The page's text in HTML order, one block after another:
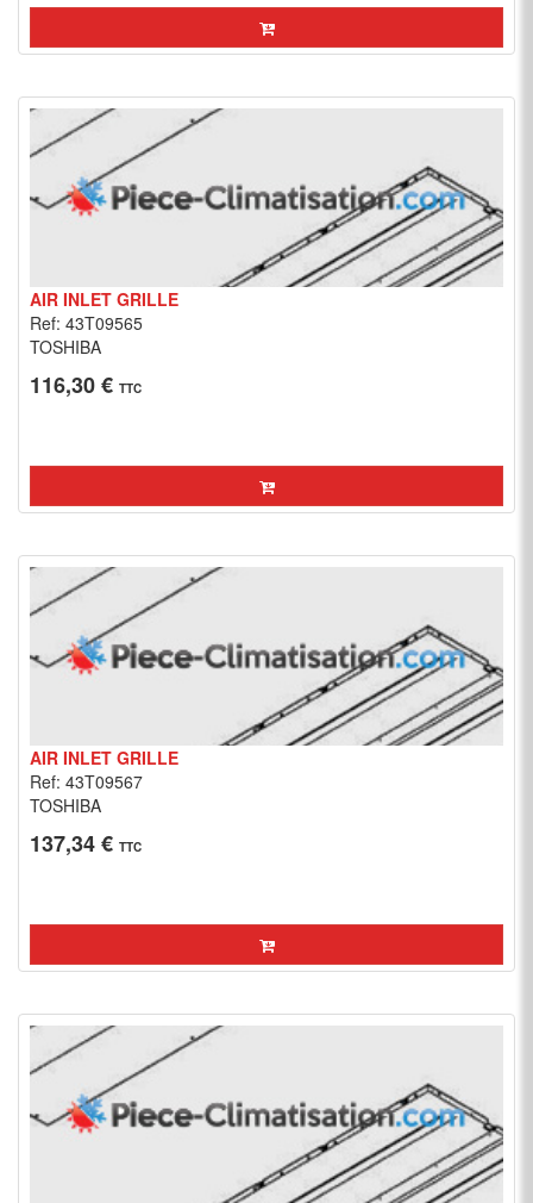
AIR INLET GRILLE
Ref: 43T09565
TOSHIBA
116,30 € TTC
AIR INLET GRILLE
Ref: 43T09567
TOSHIBA
137,34 € TTC